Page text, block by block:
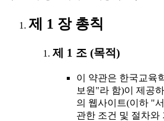
제 1 장 총칙
제 1 조 (목적)
이 약관은 한국교육
보원"라 함)이 제공
의 웹사이트(이하 "
관한 조건 및 절차와